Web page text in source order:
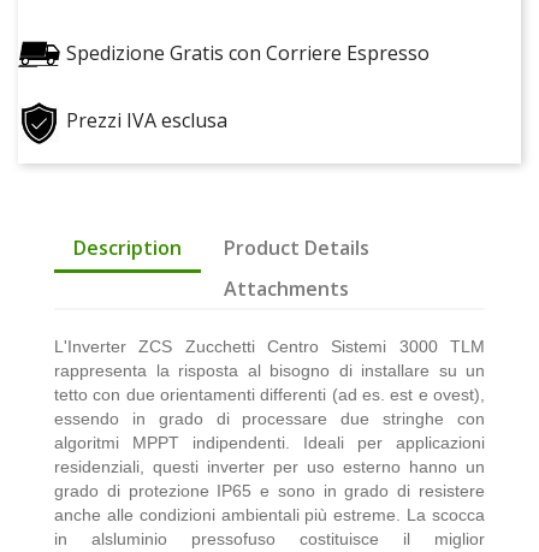
Spedizione Gratis con Corriere Espresso
Prezzi IVA esclusa
Description
Product Details
Attachments
L'Inverter ZCS Zucchetti Centro Sistemi 3000 TLM
rappresenta la risposta al bisogno di installare su un
tetto con due orientamenti differenti (ad es. est e ovest),
essendo in grado di processare due stringhe con
algoritmi MPPT indipendenti. Ideali per applicazioni
residenziali, questi inverter per uso esterno hanno un
grado di protezione IP65 e sono in grado di resistere
anche alle condizioni ambientali più estreme. La scocca
in alsluminio pressofuso costituisce il miglior